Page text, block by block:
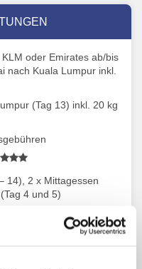
oder Emirates ab/bis
nach Kuala Lumpur inkl.
(Tag 13) inkl. 20 kg
14), 2 x Mittagessen
4 und 5)
und Besichtigungen lt.